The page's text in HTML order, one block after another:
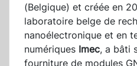
(Belgique) et créée en
laboratoire belge de
nanoélectronique et en
numériques Imec, a bâti
fourniture de modules